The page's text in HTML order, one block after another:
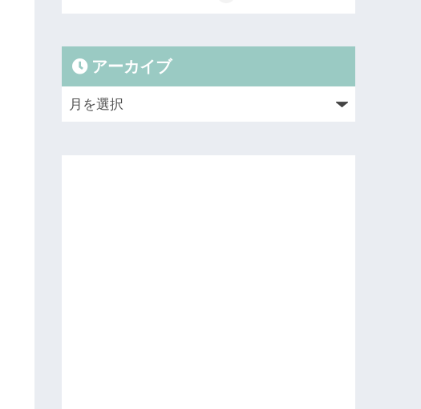
アーカイブ